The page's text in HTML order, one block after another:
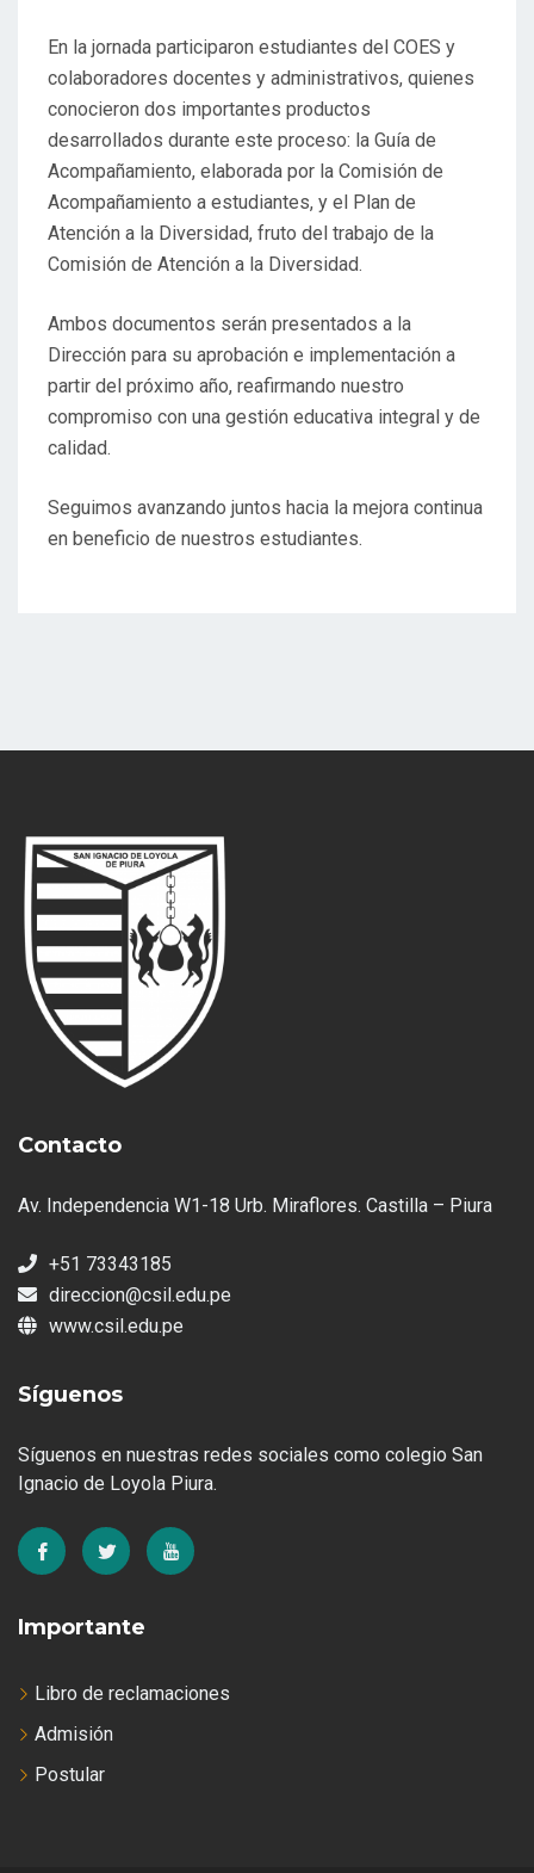
En la jornada participaron estudiantes del COES y
colaboradores docentes y administrativos, quienes
conocieron dos importantes productos
desarrollados durante este proceso: la Guía de
Acompañamiento, elaborada por la Comisión de
Acompañamiento a estudiantes, y el Plan de
Atención a la Diversidad, fruto del trabajo de la
Comisión de Atención a la Diversidad.
Ambos documentos serán presentados a la
Dirección para su aprobación e implementación a
partir del próximo año, reafirmando nuestro
compromiso con una gestión educativa integral y de
calidad.
Seguimos avanzando juntos hacia la mejora continua
en beneficio de nuestros estudiantes.
Contacto
Av. Independencia W1-18 Urb. Miraflores. Castilla – Piura
+51 73343185
direccion@csil.edu.pe
www.csil.edu.pe
Síguenos
Síguenos en nuestras redes sociales como colegio San
Ignacio de Loyola Piura.
Importante
Libro de reclamaciones
Admisión
Postular